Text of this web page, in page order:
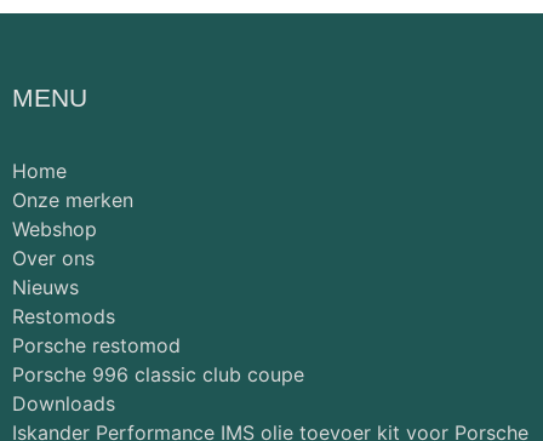
MENU
Home
Onze merken
Webshop
Over ons
Nieuws
Restomods
Porsche restomod
Porsche 996 classic club coupe
Downloads
Iskander Performance IMS olie toevoer kit voor Porsche